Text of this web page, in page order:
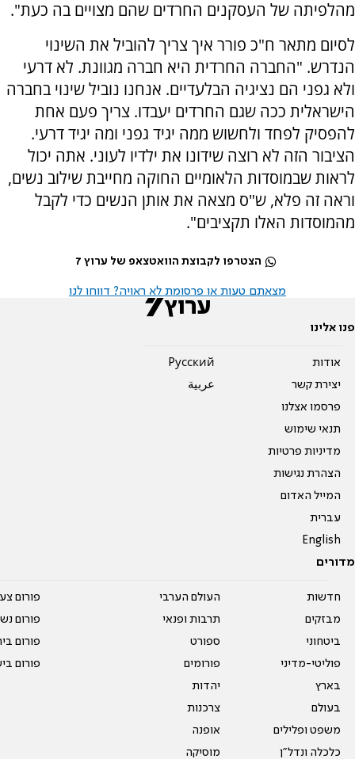
מהלפיתה של העסקנים החרדים שהם מצויים בה כעת".
לסיום מתאר ח"כ פורר איך צריך להוביל את השינוי
הנדרש. "החברה החרדית היא חברה מגוונת. לא דרעי
ולא גפני הם נציגיה הבלעדיים. אנחנו נוביל שינוי בחברה
הישראלית ככה שגם החרדים יעבדו. צריך פעם אחת
להפסיק לפחד ולחשוש ממה יגיד גפני ומה יגיד דרעי.
הציבור הזה לא רוצה שידונו את ילדיו לעוני. אתה יכול
לראות שבמוסדות הלאומיים החוקה מחייבת שילוב נשים,
וראה זה פלא, ש"ס מצאה את אותן הנשים כדי לקבל
מהמוסדות האלו תקציבים".
הצטרפו לקבוצת הוואטצאפ של ערוץ 7
מצאתם טעות או פרסומת לא ראויה? דווחו לנו
פנו אלינו
אודות
יצירת קשר
פרסמו אצלנו
תנאי שימוש
מדיניות פרטיות
הצהרת נגישות
המייל האדום
עברית
English
Pусский
عربية
מדורים
חדשות
מבזקים
ביטחוני
פוליטי-מדיני
בארץ
בעולם
משפט ופלילים
כלכלה ונדל"ן
העולם הערבי
תרבות ופנאי
ספורט
פורומים
יהדות
צרכנות
אופנה
מוסיקה
פורום
פורום
פורום
פורום